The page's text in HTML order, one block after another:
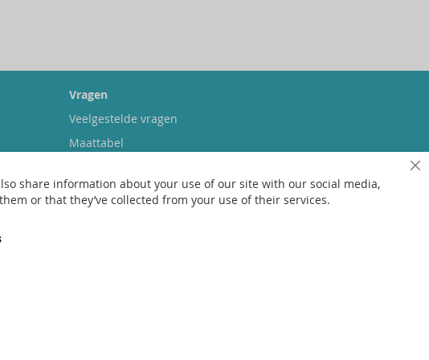
Vragen
Veelgestelde vragen
Maattabel
Contact
share information about your use of our site with our social media,
or that they’ve collected from your use of their services.